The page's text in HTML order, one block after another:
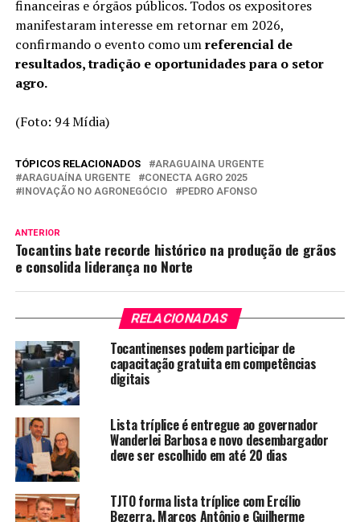
financeiras e órgãos públicos. Todos os expositores
manifestaram interesse em retornar em 2026,
confirmando o evento como umreferencial de
resultados, tradição e oportunidades para o setor
agro.
(Foto: 94 Mídia)
TÓPICOS RELACIONADOS
ARAGUAINA URGENTE
ARAGUAÍNA URGENTE
CONECTA AGRO 2025
INOVAÇÃO NO AGRONEGÓCIO
PEDRO AFONSO
ANTERIOR
Tocantins bate recorde histórico na produção de grãos
e consolida liderança no Norte
RELACIONADAS
Tocantinenses podem participar de
capacitação gratuita em competências
digitais
Lista tríplice é entregue ao governador
Wanderlei Barbosa e novo desembargador
deve ser escolhido em até 20 dias
TJTO forma lista tríplice com Ercílio
Bezerra, Marcos Antônio e Guilherme